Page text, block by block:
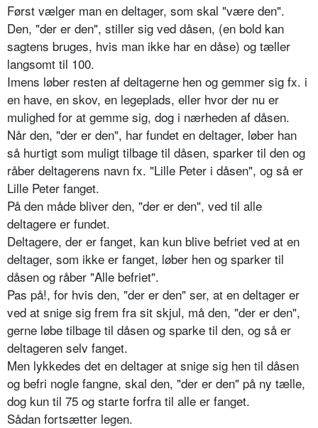
Først vælger man en deltager, som skal "være den".
Den, "der er den", stiller sig ved dåsen, (en bold kan
sagtens bruges, hvis man ikke har en dåse) og tæller
langsomt til 100.
Imens løber resten af deltagerne hen og gemmer sig fx. i
en have, en skov, en legeplads, eller hvor der nu er
mulighed for at gemme sig, dog i nærheden af dåsen.
Når den, "der er den", har fundet en deltager, løber han
så hurtigt som muligt tilbage til dåsen, sparker til den og
råber deltagerens navn fx. "Lille Peter i dåsen", og så er
Lille Peter fanget.
På den måde bliver den, "der er den", ved til alle
deltagere er fundet.
Deltagere, der er fanget, kan kun blive befriet ved at en
deltager, som ikke er fanget, løber hen og sparker til
dåsen og råber "Alle befriet".
Pas på!, for hvis den, "der er den" ser, at en deltager er
ved at snige sig frem fra sit skjul, må den, "der er den",
gerne løbe tilbage til dåsen og sparke til den, og så er
deltageren selv fanget.
Men lykkedes det en deltager at snige sig hen til dåsen
og befri nogle fangne, skal den, "der er den" på ny tælle,
dog kun til 75 og starte forfra til alle er fanget.
Sådan fortsætter legen.